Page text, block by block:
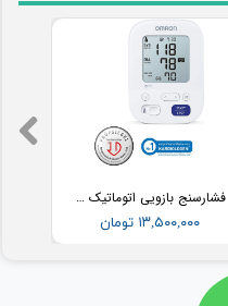
فشارسنج بازویی اتوماتیک با کاف پهن امرن (OMRON) مدل M3
۱۳,۵۰۰,۰۰۰ تومان